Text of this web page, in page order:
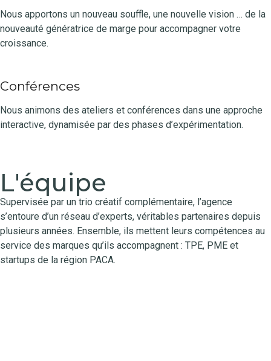
Nous apportons un nouveau souffle, une nouvelle vision … de la
nouveauté génératrice de marge pour accompagner votre
croissance.
Conférences
Nous animons des ateliers et conférences dans une approche
interactive, dynamisée par des phases d’expérimentation.
L'équipe
Supervisée par un trio créatif complémentaire, l’agence
s’entoure d’un réseau d’experts, véritables partenaires depuis
plusieurs années. Ensemble, ils mettent leurs compétences au
service des marques qu’ils accompagnent : TPE, PME et
startups de la région PACA.